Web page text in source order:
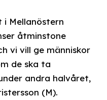
Mellanöstern
åtminstone
vi vill ge människor
de ska ta
andra halvåret,
(M).